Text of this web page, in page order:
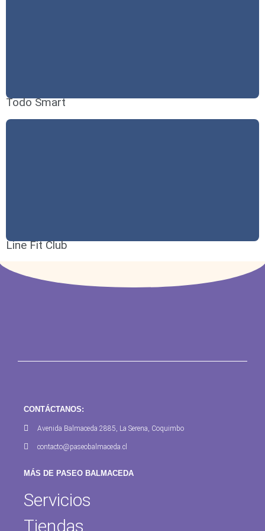
Todo Smart
Line Fit Club
CONTÁCTANOS:
Avenida Balmaceda 2885, La Serena, Coquimbo
contacto@paseobalmaceda.cl
MÁS DE PASEO BALMACEDA
Servicios
Tiendas